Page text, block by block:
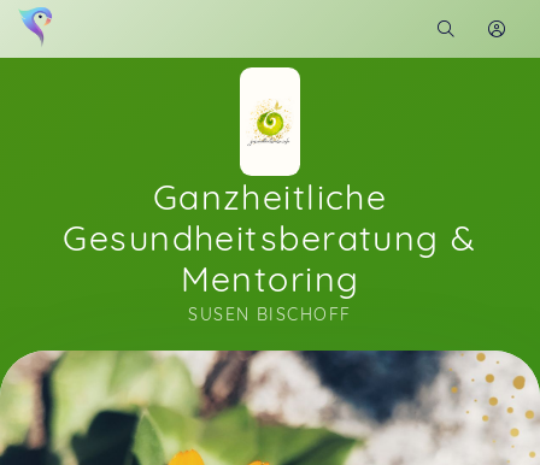
Ganzheitliche
Gesundheitsberatung &
Mentoring
SUSEN BISCHOFF
Soon you will learn more about me here...